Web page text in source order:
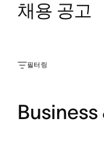
채용 공고
필터링